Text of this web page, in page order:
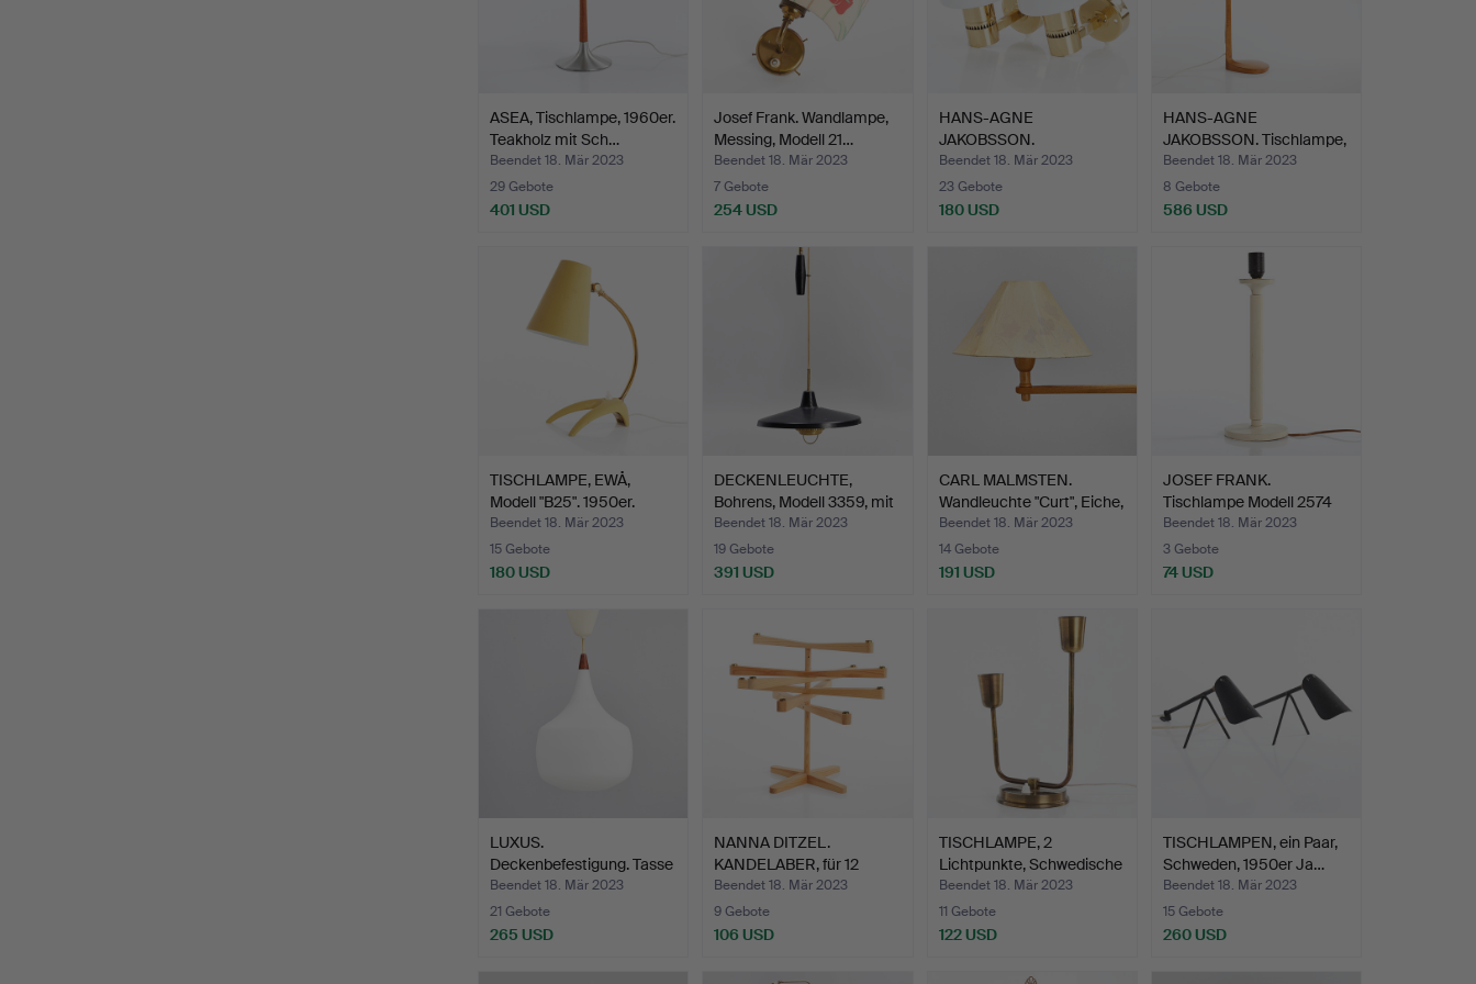
ASEA, Tischlampe, 1960er.
Teakholz mit Sch…
Beendet 18. Mär 2023
29 Gebote
401 USD
Josef Frank. Wandlampe,
Messing, Modell 21…
Beendet 18. Mär 2023
7 Gebote
254 USD
HANS-AGNE
JAKOBSSON.
Wandlampen, ein Paar,…
Beendet 18. Mär 2023
23 Gebote
180 USD
HANS-AGNE
JAKOBSSON. Tischlampe,
Eiche, be…
Beendet 18. Mär 2023
8 Gebote
586 USD
TISCHLAMPE, EWÅ,
Modell "B25". 1950er.
Beendet 18. Mär 2023
15 Gebote
180 USD
DECKENLEUCHTE,
Bohrens, Modell 3359, mit
L…
Beendet 18. Mär 2023
19 Gebote
391 USD
CARL MALMSTEN.
Wandleuchte "Curt", Eiche,
…
Beendet 18. Mär 2023
14 Gebote
191 USD
JOSEF FRANK.
Tischlampe Modell 2574
für Fi…
Beendet 18. Mär 2023
3 Gebote
74 USD
LUXUS.
Deckenbefestigung. Tasse
aus mattie…
Beendet 18. Mär 2023
21 Gebote
265 USD
NANNA DITZEL.
KANDELABER, für 12
Kerzen, M…
Beendet 18. Mär 2023
9 Gebote
106 USD
TISCHLAMPE, 2
Lichtpunkte, Schwedische
Mod…
Beendet 18. Mär 2023
11 Gebote
122 USD
TISCHLAMPEN, ein Paar,
Schweden, 1950er Ja…
Beendet 18. Mär 2023
15 Gebote
260 USD